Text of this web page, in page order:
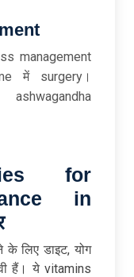
management
में surgery।
for
in
के लिए डाइट, योग
हैं। ये vitamins